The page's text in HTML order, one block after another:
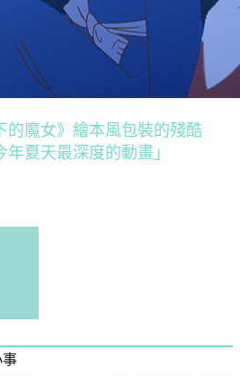
的魔女》繪本風包裝的殘酷
夏天最深度的動畫」
事